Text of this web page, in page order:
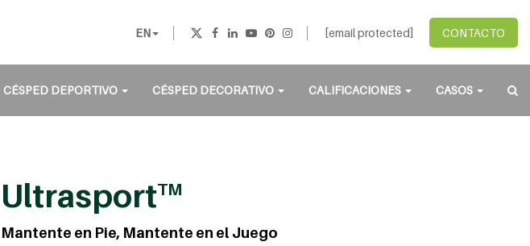
EN [email protected] CONTACTO
CÉSPED DEPORTIVO CÉSPED DECORATIVO CALIFICACIONES CASOS
UltrasportTM
Mantente en Pie, Mantente en el Juego